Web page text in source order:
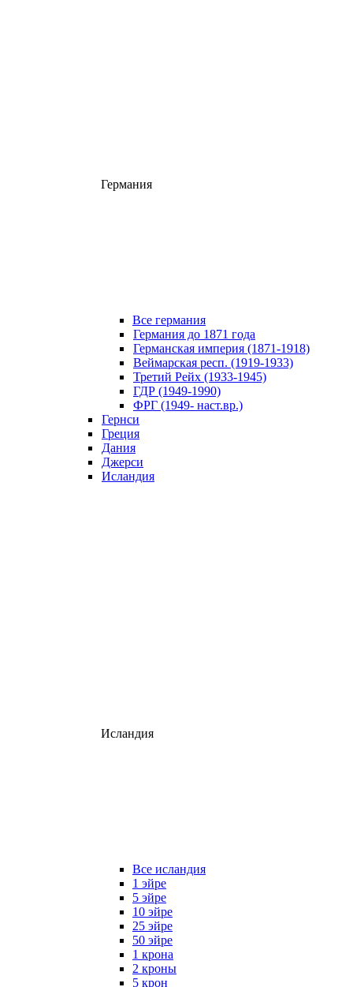
Германия
Все германия
Германия до 1871 года
Германская империя (1871-1918)
Веймарская респ. (1919-1933)
Третий Рейх (1933-1945)
ГДР (1949-1990)
ФРГ (1949- наст.вр.)
Гернси
Греция
Дания
Джерси
Исландия
Исландия
Все исландия
1 эйре
5 эйре
10 эйре
25 эйре
50 эйре
1 крона
2 кроны
5 крон